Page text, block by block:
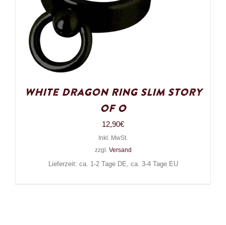
White Dragon Ring Slim Story
of O
12,90€
Inkl. MwSt.
zzgl. Versand
Lieferzeit: ca. 1-2 Tage DE, ca. 3-4 Tage EU